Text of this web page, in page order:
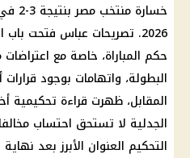
2026. تصريحات عباس فتحت
حكم المباراة، خاصة مع
البطولة، واتهامات بوجود
المقابل، ظهرت قراءة تحكيمية
الجدلية لا تستحق احتساب
التحكيم العنوان الأبرز بعد